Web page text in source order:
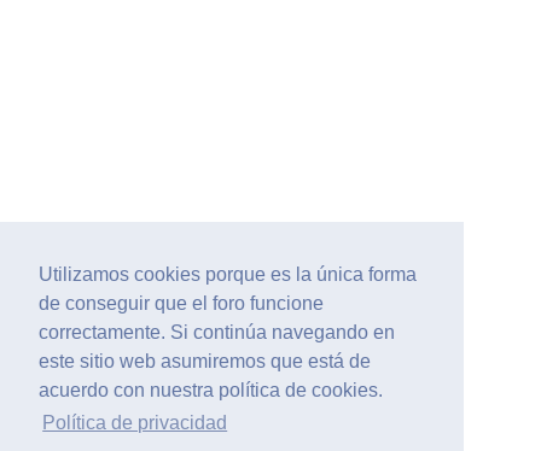
Utilizamos cookies porque es la única forma
de conseguir que el foro funcione
correctamente. Si continúa navegando en
este sitio web asumiremos que está de
acuerdo con nuestra política de cookies.
Política de privacidad